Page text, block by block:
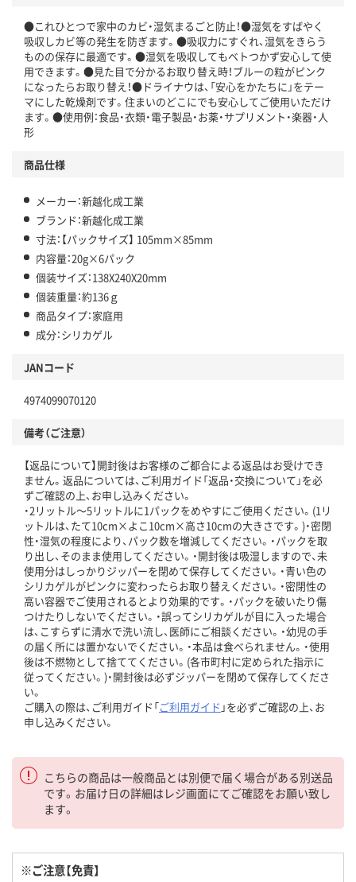
●これひとつで家中のカビ・湿気まるごと防止！●湿気をすばやく
吸収しカビ等の発生を防ぎます。●吸収力にすぐれ、湿気をきらう
ものの保存に最適です。●湿気を吸収してもベトつかず安心して使
用できます。●見た目で分かるお取り替え時！ブルーの粒がピンク
になったらお取り替え！●ドライナウは、「安心をかたちに」をテー
マにした乾燥剤です。住まいのどこにでも安心してご使用いただけ
ます。●使用例：食品・衣類・電子製品・お薬・サプリメント・楽器・人
形
商品仕様
メーカー：新越化成工業
ブランド：新越化成工業
寸法：【パックサイズ】 105mm×85mm
内容量：20g×6パック
個装サイズ：138X240X20mm
個装重量：約136ｇ
商品タイプ：家庭用
成分：シリカゲル
JANコード
4974099070120
備考（ご注意）
【返品について】開封後はお客様のご都合による返品はお受けでき
ません。返品については、ご利用ガイド「返品・交換について」を必
ずご確認の上、お申し込みください。
・2リットル～5リットルに1パックをめやすにご使用ください。(1リ
ットルは、たて10cm×よこ10cm×高さ10cmの大きさです。)・密閉
性・湿気の程度により、パック数を増減してください。・パックを取
り出し、そのまま使用してください。・開封後は吸湿しますので、未
使用分はしっかりジッパーを閉めて保存してください。・青い色の
シリカゲルがピンクに変わったらお取り替えください。・密閉性の
高い容器でご使用されるとより効果的です。・パックを破いたり傷
つけたりしないでください。・誤ってシリカゲルが目に入った場合
は、こすらずに清水で洗い流し、医師にご相談ください。・幼児の手
の届く所には置かないでください。・本品は食べられません。・使用
後は不燃物として捨ててください。(各市町村に定められた指示に
従ってください。)・開封後は必ずジッパーを閉めて保存してくださ
い。
ご購入の際は、ご利用ガイド「ご利用ガイド 」を必ずご確認の上、お
申し込みください。
こちらの商品は一般商品とは別便で届く場合がある別送品
です。お届け日の詳細はレジ画面にてご確認をお願い致し
ます。
※ご注意【免責】